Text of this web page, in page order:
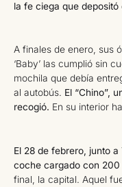
la fe ciega que depositó
A finales de enero, sus
‘Baby’ las cumplió sin
mochila que debía
al autobús. El “Chino”,
recogió. En su interior
El 28 de febrero, junto
coche cargado con 200
final, la capital. Aquel